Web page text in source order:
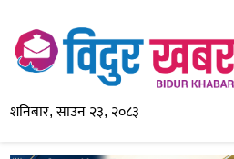
शनिबार, साउन २३, २०८३